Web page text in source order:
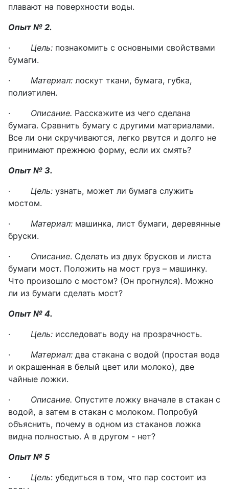
плавают на поверхности воды.
Опыт № 2.
·
Цель: познакомить с основными свойствами
бумаги.
·
Материал: лоскут ткани, бумага, губка,
полиэтилен.
·
Описание. Расскажите из чего сделана
бумага. Сравнить бумагу с другими материалами.
Все ли они скручиваются, легко рвутся и долго не
принимают прежнюю форму, если их смять?
Опыт № 3.
·
Цель: узнать, может ли бумага служить
мостом.
·
Материал: машинка, лист бумаги, деревянные
бруски.
·
Описание. Сделать из двух брусков и листа
бумаги мост. Положить на мост груз – машинку.
Что произошло с мостом? (Он прогнулся). Можно
ли из бумаги сделать мост?
Опыт № 4.
·
Цель: исследовать воду на прозрачность.
·
Материал: два стакана с водой (простая вода
и окрашенная в белый цвет или молоко), две
чайные ложки.
·
Описание. Опустите ложку вначале в стакан с
водой, а затем в стакан с молоком. Попробуй
объяснить, почему в одном из стаканов ложка
видна полностью. А в другом - нет?
Опыт № 5
·
Цель: убедиться в том, что пар состоит из